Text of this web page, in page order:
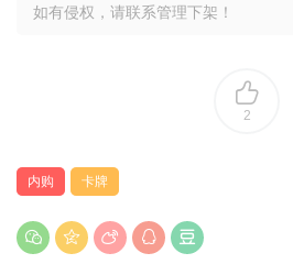
如有侵权，请联系管理下架！
2
内购 卡牌